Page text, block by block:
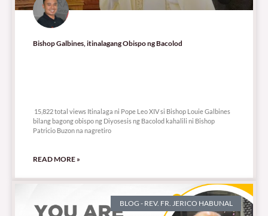
Bishop Galbines, itinalagang Obispo ng Bacolod
15,822 total views Itinalaga ni Pope Leo XIV si Bishop Louie Galbines
bilang bagong obispo ng Diyosesis ng Bacolod kahalili ni Bishop
Patricio Buzon na nagretiro
READ MORE »
BLOG - REV. FR. JERICO HABUNAL